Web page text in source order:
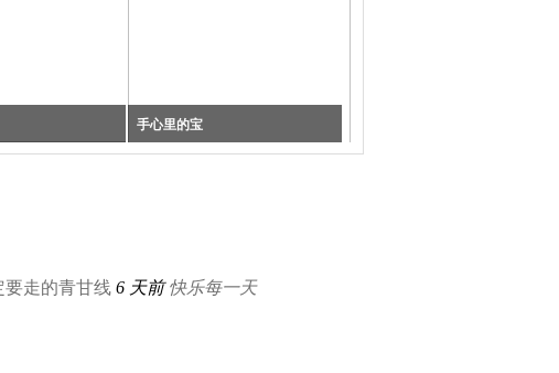
手心里的宝
要走的青甘线 6 天前 快乐每一天